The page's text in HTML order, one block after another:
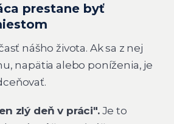
prestane byť
nášho života. Ak sa z nej
napätia alebo poníženia, je
zlý deň v práci".Je to